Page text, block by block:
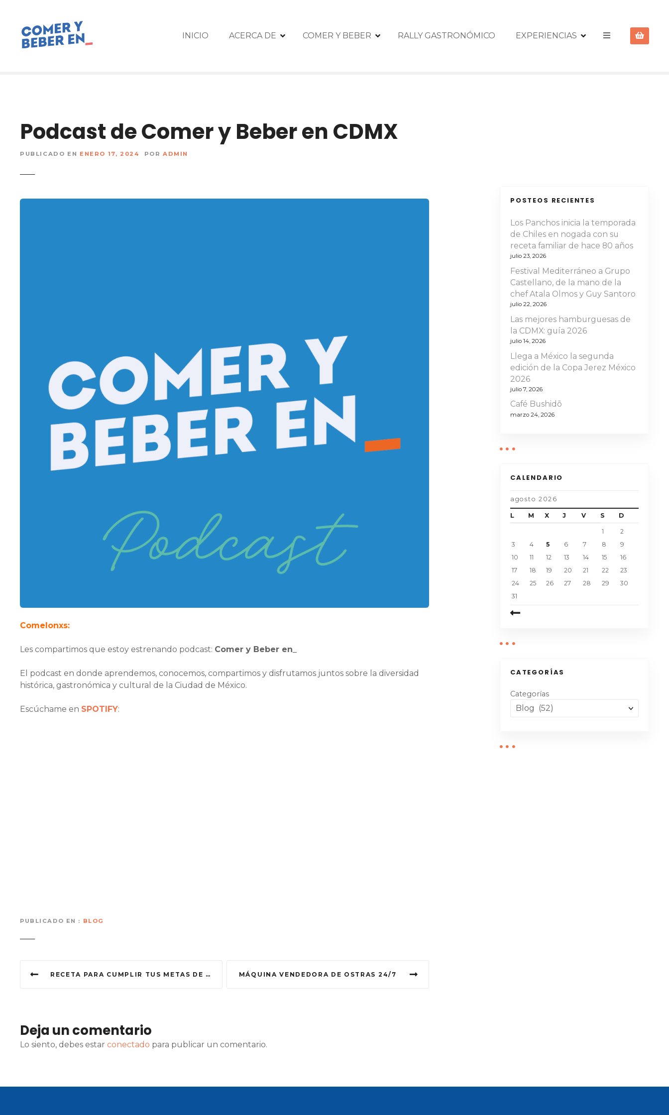
INICIO ACERCA DE COMER Y BEBER RALLY GASTRONÓMICO EXPERIENCIAS
Podcast de Comer y Beber en CDMX
PUBLICADO EN ENERO 17, 2024 POR ADMIN
Comelonxs:
Les compartimos que estoy estrenando podcast: Comer y Beber en_
El podcast en donde aprendemos, conocemos, compartimos y disfrutamos juntos sobre la diversidad
histórica, gastronómica y cultural de la Ciudad de México.
Escúchame en SPOTIFY:
PUBLICADO EN BLOG
e
g
c
RECETA PARA CUMPLIR TUS METAS DE SALUD MÁQUINA VENDEDORA DE OSTRAS 24/7
Deja un comentario
Lo siento, debes estar conectado para publicar un comentario.
POSTEOS RECIENTES
Los Panchos inicia la temporada
de Chiles en nogada con su
receta familiar de hace 80 años
julio 23, 2026
Festival Mediterráneo a Grupo
Castellano, de la mano de la
chef Atala Olmos y Guy Santoro
julio 22, 2026
Las mejores hamburguesas de
la CDMX: guía 2026
julio 14, 2026
Llega a México la segunda
edición de la Copa Jerez México
2026
julio 7, 2026
Café Bushidō
marzo 24, 2026
CALENDARIO
agosto 2026
L M X J V S D
1
2
3
4 5 6 7 8
9
10
11 12 13 14 15
16
17
18 19 20 21 22
23
24
25 26 27 28 29
30
31
CATEGORÍAS
Categorías